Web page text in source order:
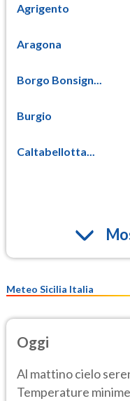
Agrigento
Aragona
Borgo Bonsign...
Burgio
Caltabellotta...
Meteo Sicilia Italia
Oggi
Al mattino cielo
Temperature